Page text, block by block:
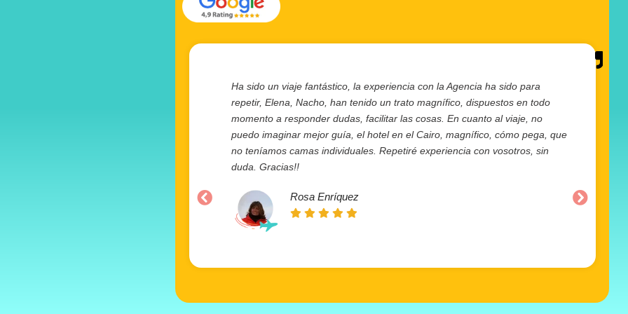
Ha sido un viaje fantástico, la experiencia con la Agencia ha sido para
repetir, Elena, Nacho, han tenido un trato magnífico, dispuestos en todo
momento a responder dudas, facilitar las cosas. En cuanto al viaje, no
puedo imaginar mejor guía, el hotel en el Cairo, magnífico, cómo pega, que
no teníamos camas individuales. Repetiré experiencia con vosotros, sin
duda. Gracias!!
Rosa Enríquez